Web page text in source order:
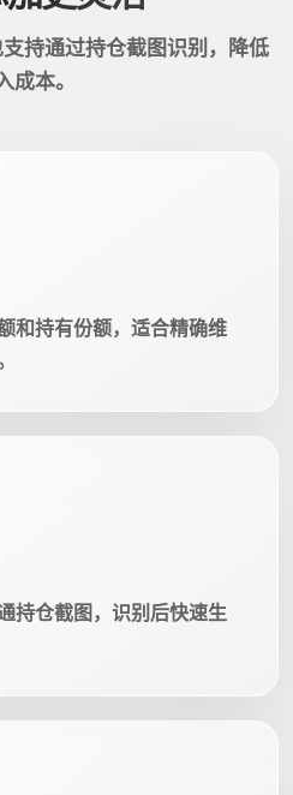
持通过持仓截图识别，降低
成本。
和持有份额，适合精确维
持仓截图，识别后快速生